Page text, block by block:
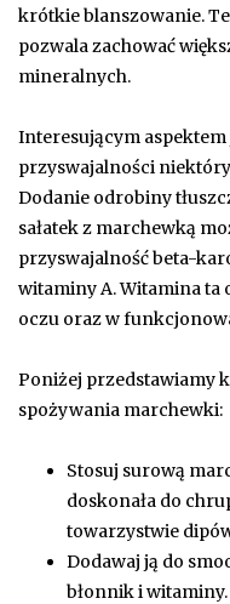
krótkie blanszowanie.
pozwala zachować
mineralnych.
Interesującym
przyswajalności
Dodanie odrobiny
sałatek z marchewką
przyswajalność beta-
witaminy A. Witamina
oczu oraz w
Poniżej przedstawiamy
spożywania marchewki:
Stosuj surową
doskonała do
towarzystwie
Dodawaj ją do
błonnik i witaminy.